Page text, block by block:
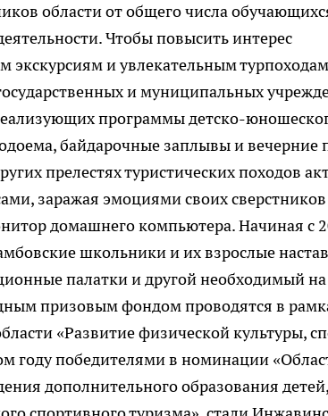
области от общего числа
Чтобы повысить интерес
экскурсиям и увлекательным
и муниципальных
программы детско-
байдарочные заплывы и вечерние
прелестях туристических походов
заражая эмоциями своих
домашнего компьютера. Начиная с
школьники и их взрослые
палатки и другой необходимый
призовым фондом проводятся в
«Развитие физической культуры,
году победителями в номинации
дополнительного образования детей,